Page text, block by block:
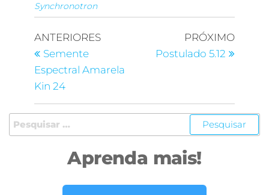
Synchronotron
ANTERIORES
Semente
Espectral Amarela
Kin 24
PRÓXIMO
Postulado 5.12
Aprenda mais!